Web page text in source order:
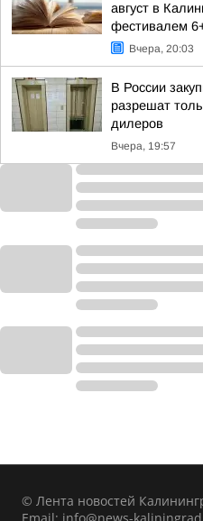
август в
фестивалем
Вчера, 20:03
В России
разрешат
дилеров
Вчера, 19:57
© Лента новостей